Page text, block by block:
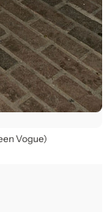
Vogue)